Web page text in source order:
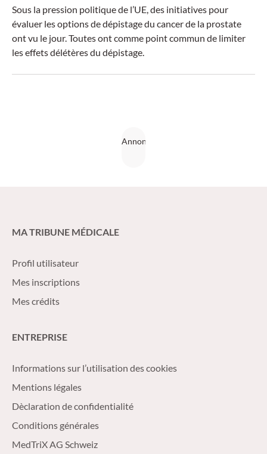
Sous la pression politique de l’UE, des initiatives pour
évaluer les options de dépistage du cancer de la prostate
ont vu le jour. Toutes ont comme point commun de limiter
les effets délétères du dépistage.
MA TRIBUNE MÉDICALE
Profil utilisateur
Mes inscriptions
Mes crédits
ENTREPRISE
Informations sur l’utilisation des cookies
Mentions légales
Dèclaration de confidentialité
Conditions générales
MedTriX AG Schweiz